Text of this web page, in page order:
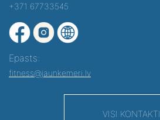
+371 67733545
Epasts:
fitness@jaunkemeri.lv
VISI KONTAKTI